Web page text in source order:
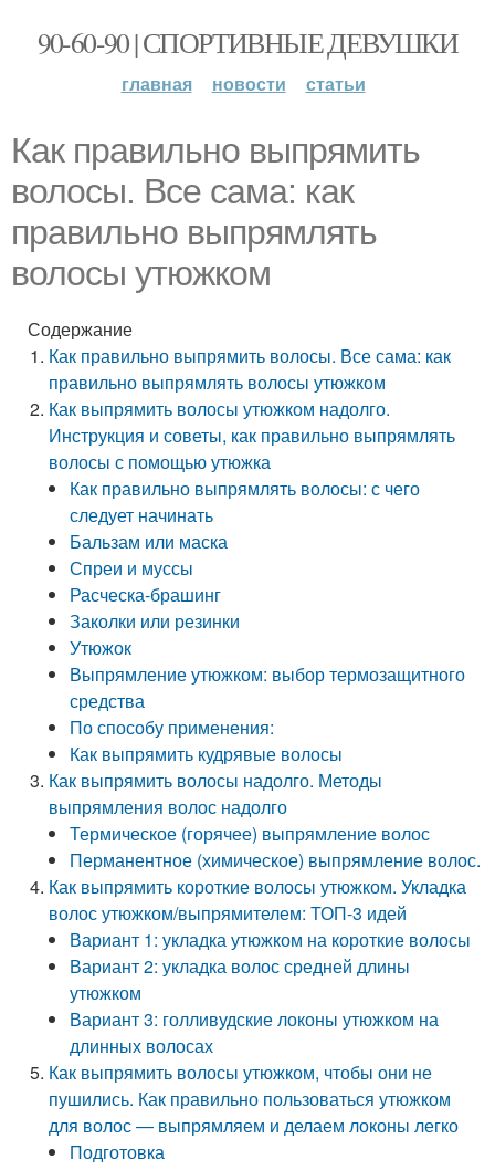
90-60-90 | СПОРТИВНЫЕ ДЕВУШКИ
главная новости статьи
Как правильно выпрямить
волосы. Все сама: как
правильно выпрямлять
волосы утюжком
Содержание
Как правильно выпрямить волосы. Все сама: как
правильно выпрямлять волосы утюжком
Как выпрямить волосы утюжком надолго.
Инструкция и советы, как правильно выпрямлять
волосы с помощью утюжка
Как правильно выпрямлять волосы: с чего
следует начинать
Бальзам или маска
Спреи и муссы
Расческа-брашинг
Заколки или резинки
Утюжок
Выпрямление утюжком: выбор термозащитного
средства
По способу применения:
Как выпрямить кудрявые волосы
Как выпрямить волосы надолго. Методы
выпрямления волос надолго
Термическое (горячее) выпрямление волос
Перманентное (химическое) выпрямление волос.
Как выпрямить короткие волосы утюжком. Укладка
волос утюжком/выпрямителем: ТОП-3 идей
Вариант 1: укладка утюжком на короткие волосы
Вариант 2: укладка волос средней длины
утюжком
Вариант 3: голливудские локоны утюжком на
длинных волосах
Как выпрямить волосы утюжком, чтобы они не
пушились. Как правильно пользоваться утюжком
для волос — выпрямляем и делаем локоны легко
Подготовка